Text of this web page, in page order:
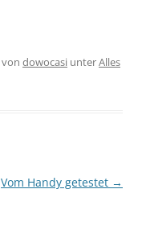
von dowocasi unterAlles
Vom Handy getestet →